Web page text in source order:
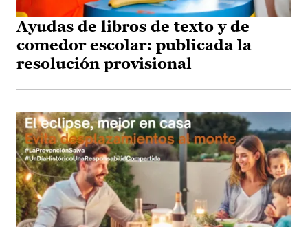
Ayudas de libros de texto y de
comedor escolar: publicada la
resolución provisional